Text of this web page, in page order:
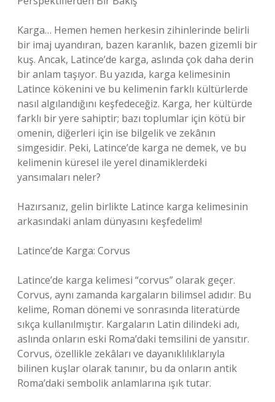
Karga… Hemen hemen herkesin zihinlerinde belirli
bir imaj uyandıran, bazen karanlık, bazen gizemli bir
kuş. Ancak, Latince’de karga, aslında çok daha derin
bir anlam taşıyor. Bu yazıda, karga kelimesinin
Latince kökenini ve bu kelimenin farklı kültürlerde
nasıl algılandığını keşfedeceğiz. Karga, her kültürde
farklı bir yere sahiptir; bazı toplumlar için kötü bir
omenin, diğerleri için ise bilgelik ve zekânın
simgesidir. Peki, Latince’de karga ne demek, ve bu
kelimenin küresel ile yerel dinamiklerdeki
yansımaları neler?
Hazırsanız, gelin birlikte Latince karga kelimesinin
arkasındaki anlam dünyasını keşfedelim!
Latince’de Karga: Corvus
Latince’de karga kelimesi “corvus” olarak geçer.
Corvus, aynı zamanda kargaların bilimsel adıdır. Bu
kelime, Roman dönemi ve sonrasında literatürde
sıkça kullanılmıştır. Kargaların Latin dilindeki adı,
aslında onların eski Roma’daki temsilini de yansıtır.
Corvus, özellikle zekâları ve dayanıklılıklarıyla
bilinen kuşlar olarak tanınır, bu da onların antik
Roma’daki sembolik anlamlarına ışık tutar.